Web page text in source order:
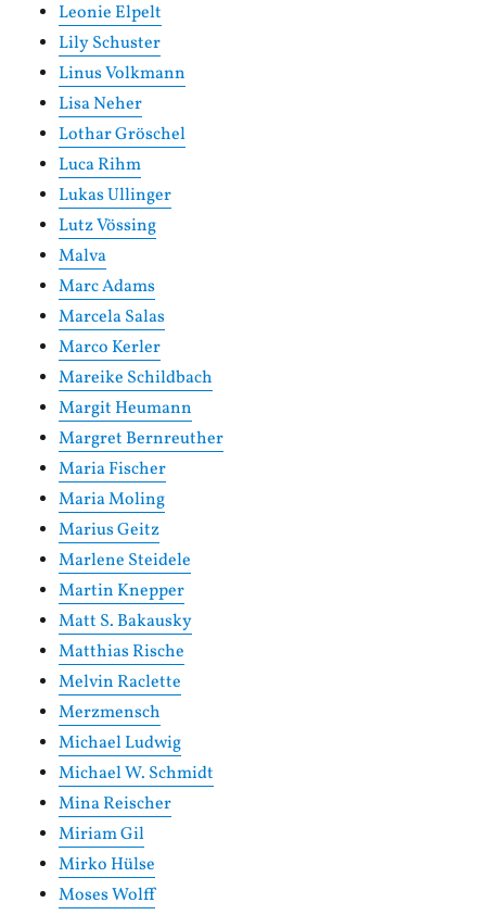
Leonie Elpelt
Lily Schuster
Linus Volkmann
Lisa Neher
Lothar Gröschel
Luca Rihm
Lukas Ullinger
Lutz Vössing
Malva
Marc Adams
Marcela Salas
Marco Kerler
Mareike Schildbach
Margit Heumann
Margret Bernreuther
Maria Fischer
Maria Moling
Marius Geitz
Marlene Steidele
Martin Knepper
Matt S. Bakausky
Matthias Rische
Melvin Raclette
Merzmensch
Michael Ludwig
Michael W. Schmidt
Mina Reischer
Miriam Gil
Mirko Hülse
Moses Wolff